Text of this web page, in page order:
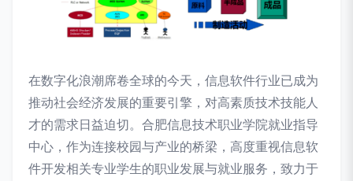
在数字化浪潮席卷全球的今天，信息软件行业已成为
推动社会经济发展的重要引擎，对高素质技术技能人
才的需求日益迫切。合肥信息技术职业学院就业指导
中心，作为连接校园与产业的桥梁，高度重视信息软
件开发相关专业学生的职业发展与就业服务，致力于